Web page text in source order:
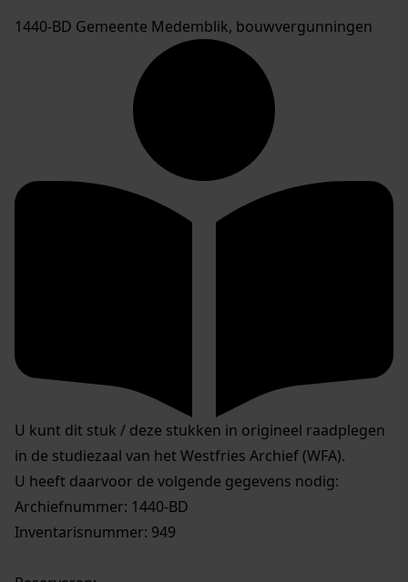
1440-BD Gemeente Medemblik, bouwvergunningen
U kunt dit stuk / deze stukken in origineel raadplegen
in de studiezaal van het Westfries Archief (WFA).
U heeft daarvoor de volgende gegevens nodig:
Archiefnummer: 1440-BD
Inventarisnummer: 949